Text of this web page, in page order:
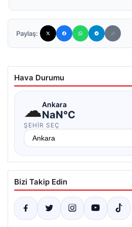
Paylaş:
Hava Durumu
☁Ankara
NaN°C
ŞEHIR SEÇ
Bizi Takip Edin